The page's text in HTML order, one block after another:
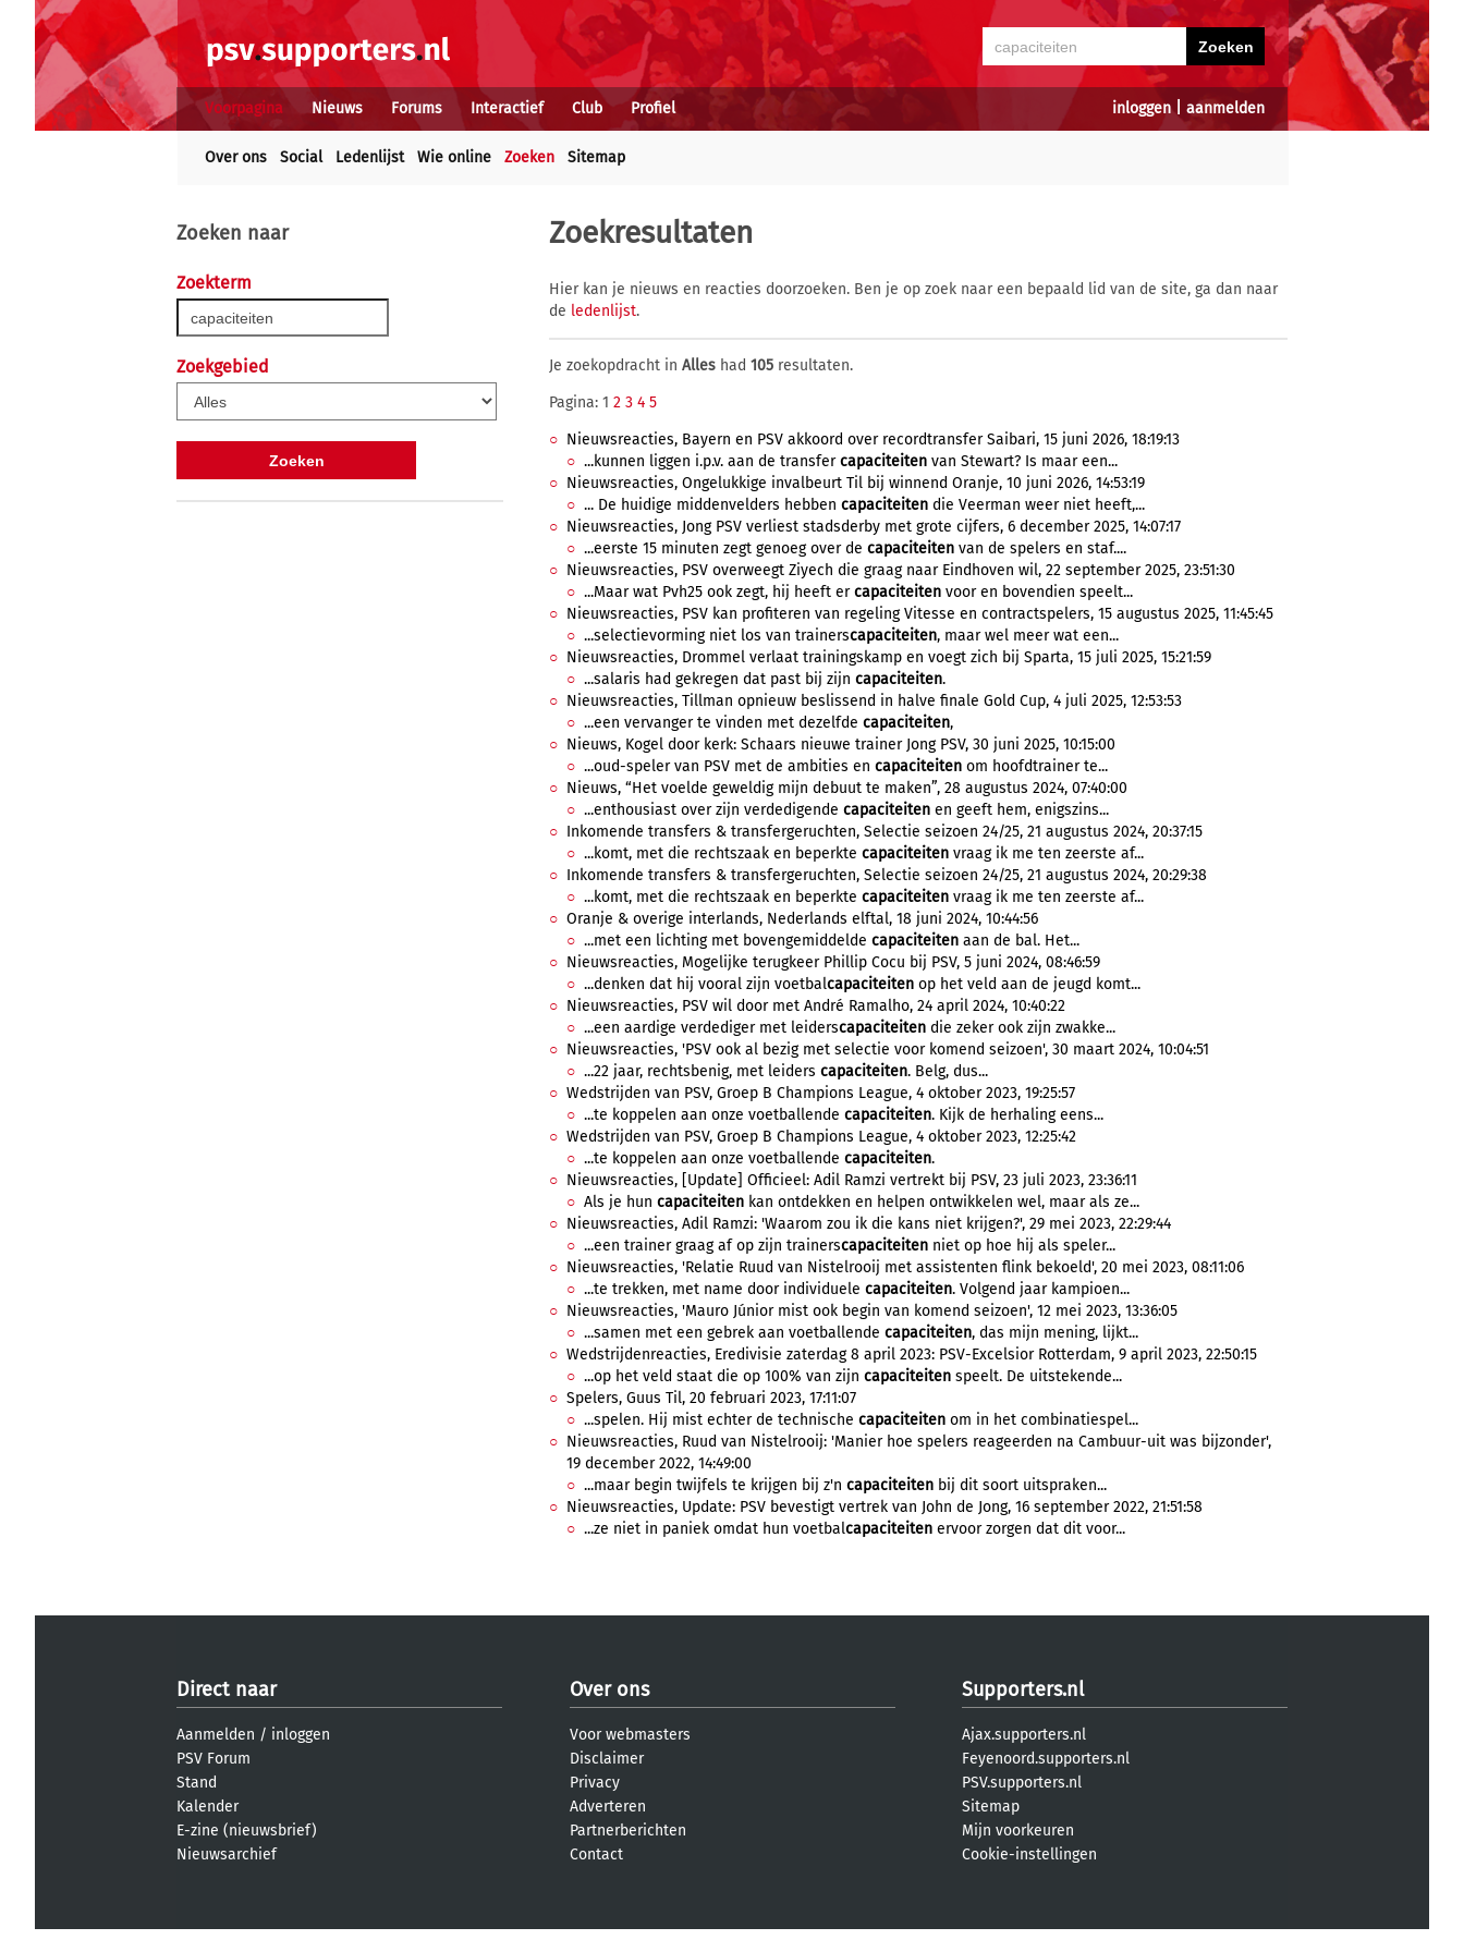
inloggen| aanmelden
Voorpagina Nieuws Forums Interactief Club Profiel
Over ons Social Ledenlijst Wie online Zoeken Sitemap
Zoeken naar
Zoekterm
Zoekgebied
Zoekresultaten
Hier kan je nieuws en reacties doorzoeken. Ben je op zoek naar een bepaald lid van de site, ga dan naar
de ledenlijst.
Je zoekopdracht in Alles had 105 resultaten.
Pagina: 1 2 3 4 5
Nieuwsreacties, Bayern en PSV akkoord over recordtransfer Saibari, 15 juni 2026, 18:19:13
...kunnen liggen i.p.v. aan de transfercapaciteiten van Stewart? Is maar een...
Nieuwsreacties, Ongelukkige invalbeurt Til bij winnend Oranje, 10 juni 2026, 14:53:19
... De huidige middenvelders hebben capaciteiten die Veerman weer niet heeft,...
Nieuwsreacties, Jong PSV verliest stadsderby met grote cijfers, 6 december 2025, 14:07:17
...eerste 15 minuten zegt genoeg over de capaciteiten van de spelers en staf....
Nieuwsreacties, PSV overweegt Ziyech die graag naar Eindhoven wil, 22 september 2025, 23:51:30
...Maar wat Pvh25 ook zegt, hij heeft ercapaciteiten voor en bovendien speelt...
Nieuwsreacties, PSV kan profiteren van regeling Vitesse en contractspelers, 15 augustus 2025, 11:45:45
...selectievorming niet los van trainerscapaciteiten, maar wel meer wat een...
Nieuwsreacties, Drommel verlaat trainingskamp en voegt zich bij Sparta, 15 juli 2025, 15:21:59
...salaris had gekregen dat past bij zijn capaciteiten.
Nieuwsreacties, Tillman opnieuw beslissend in halve finale Gold Cup, 4 juli 2025, 12:53:53
...een vervanger te vinden met dezelfde capaciteiten,
Nieuws, Kogel door kerk: Schaars nieuwe trainer Jong PSV, 30 juni 2025, 10:15:00
...oud-speler van PSV met de ambities en capaciteiten om hoofdtrainer te...
Nieuws, “Het voelde geweldig mijn debuut te maken”, 28 augustus 2024, 07:40:00
...enthousiast over zijn verdedigende capaciteiten en geeft hem, enigszins...
Inkomende transfers & transfergeruchten, Selectie seizoen 24/25, 21 augustus 2024, 20:37:15
...komt, met die rechtszaak en beperkte capaciteiten vraag ik me ten zeerste af...
Inkomende transfers & transfergeruchten, Selectie seizoen 24/25, 21 augustus 2024, 20:29:38
...komt, met die rechtszaak en beperkte capaciteiten vraag ik me ten zeerste af...
Oranje & overige interlands, Nederlands elftal, 18 juni 2024, 10:44:56
...met een lichting met bovengemiddelde capaciteiten aan de bal. Het...
Nieuwsreacties, Mogelijke terugkeer Phillip Cocu bij PSV, 5 juni 2024, 08:46:59
...denken dat hij vooral zijn voetbalcapaciteiten op het veld aan de jeugd komt...
Nieuwsreacties, PSV wil door met André Ramalho, 24 april 2024, 10:40:22
...een aardige verdediger met leiderscapaciteiten die zeker ook zijn zwakke...
Nieuwsreacties, 'PSV ook al bezig met selectie voor komend seizoen', 30 maart 2024, 10:04:51
...22 jaar, rechtsbenig, met leiders capaciteiten. Belg, dus...
Wedstrijden van PSV, Groep B Champions League, 4 oktober 2023, 19:25:57
...te koppelen aan onze voetballende capaciteiten. Kijk de herhaling eens...
Wedstrijden van PSV, Groep B Champions League, 4 oktober 2023, 12:25:42
...te koppelen aan onze voetballende capaciteiten.
Nieuwsreacties, [Update] Officieel: Adil Ramzi vertrekt bij PSV, 23 juli 2023, 23:36:11
Als je hun capaciteiten kan ontdekken en helpen ontwikkelen wel, maar als ze...
Nieuwsreacties, Adil Ramzi: 'Waarom zou ik die kans niet krijgen?', 29 mei 2023, 22:29:44
...een trainer graag af op zijn trainerscapaciteiten niet op hoe hij als speler...
Nieuwsreacties, 'Relatie Ruud van Nistelrooij met assistenten flink bekoeld', 20 mei 2023, 08:11:06
...te trekken, met name door individuele capaciteiten. Volgend jaar kampioen...
Nieuwsreacties, 'Mauro Júnior mist ook begin van komend seizoen', 12 mei 2023, 13:36:05
...samen met een gebrek aan voetballende capaciteiten, das mijn mening, lijkt...
Wedstrijdenreacties, Eredivisie zaterdag 8 april 2023: PSV-Excelsior Rotterdam, 9 april 2023, 22:50:15
...op het veld staat die op 100% van zijn capaciteiten speelt. De uitstekende...
Spelers, Guus Til, 20 februari 2023, 17:11:07
...spelen. Hij mist echter de technische capaciteiten om in het combinatiespel...
Nieuwsreacties, Ruud van Nistelrooij: 'Manier hoe spelers reageerden na Cambuur-uit was bijzonder',
19 december 2022, 14:49:00
...maar begin twijfels te krijgen bij z'n capaciteiten bij dit soort uitspraken...
Nieuwsreacties, Update: PSV bevestigt vertrek van John de Jong, 16 september 2022, 21:51:58
...ze niet in paniek omdat hun voetbalcapaciteiten ervoor zorgen dat dit voor...
Direct naar
Aanmelden / inloggen
PSV Forum
Stand
Kalender
E-zine (nieuwsbrief)
Nieuwsarchief
Over ons
Voor webmasters
Disclaimer
Privacy
Adverteren
Partnerberichten
Contact
Supporters.nl
Ajax.supporters.nl
Feyenoord.supporters.nl
PSV.supporters.nl
Sitemap
Mijn voorkeuren
Cookie-instellingen